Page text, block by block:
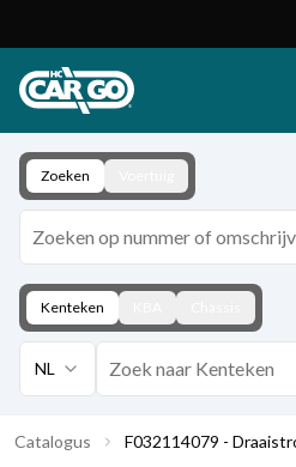
Download
ContactZoeken
Kenteken
NL
Catalogus F032114079 -